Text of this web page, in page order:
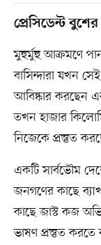
প্রেসিডেন্ট
মুহুর্মুহু আক্রমণে
বাসিন্দারা যখন
আবিষ্কার করছেন
তখন হাজার
নিজেকে প্রস্তুত
একটি সার্বভৌম
জনগণের কাছে
কাছে জাস্ট কজ
ভাষণ প্রস্তুত করতে